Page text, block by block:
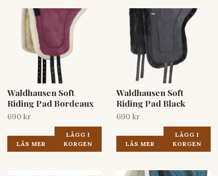
Waldhausen Soft
Riding Pad Bordeaux
690 kr
LÄS MER
LÄGG I
KORGEN
Waldhausen Soft
Riding Pad Black
690 kr
LÄS MER
LÄGG I
KORGEN